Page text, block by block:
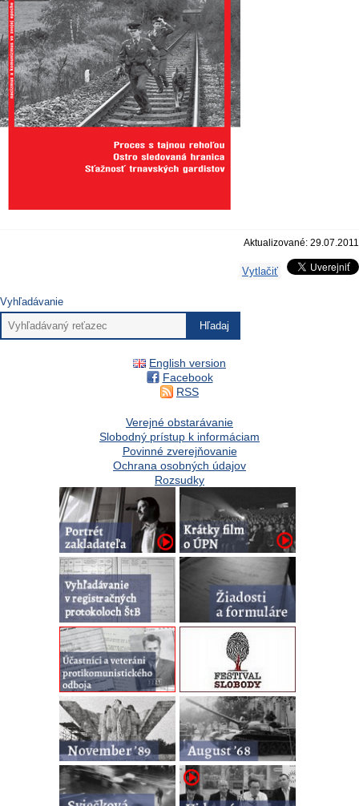
Aktualizované: 29.07.2011
Vytlačiť
Vyhľadávanie
English version
Facebook
RSS
Verejné obstarávanie
Slobodný prístup k informáciam
Povinné zverejňovanie
Ochrana osobných údajov
Rozsudky